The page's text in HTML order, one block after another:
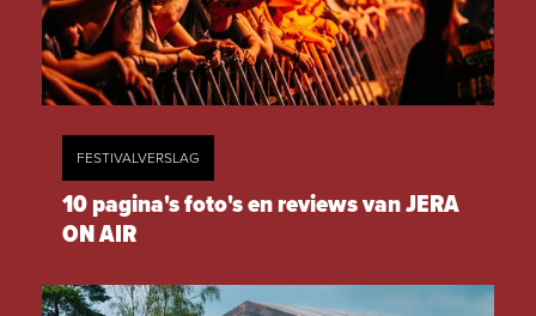
FESTIVALVERSLAG
10 pagina's foto's en reviews van JERA
ON AIR